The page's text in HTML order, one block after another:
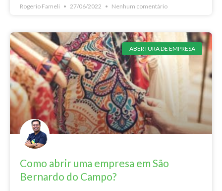
Rogerio Fameli 27/06/2022 Nenhum comentário
ABERTURA DE EMPRESA
Como abrir uma empresa em São
Bernardo do Campo?